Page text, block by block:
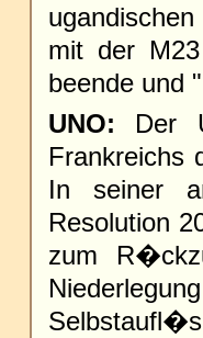
mit der
beende und
UNO: Der
Frankreichs
In seiner
Resolution
zum